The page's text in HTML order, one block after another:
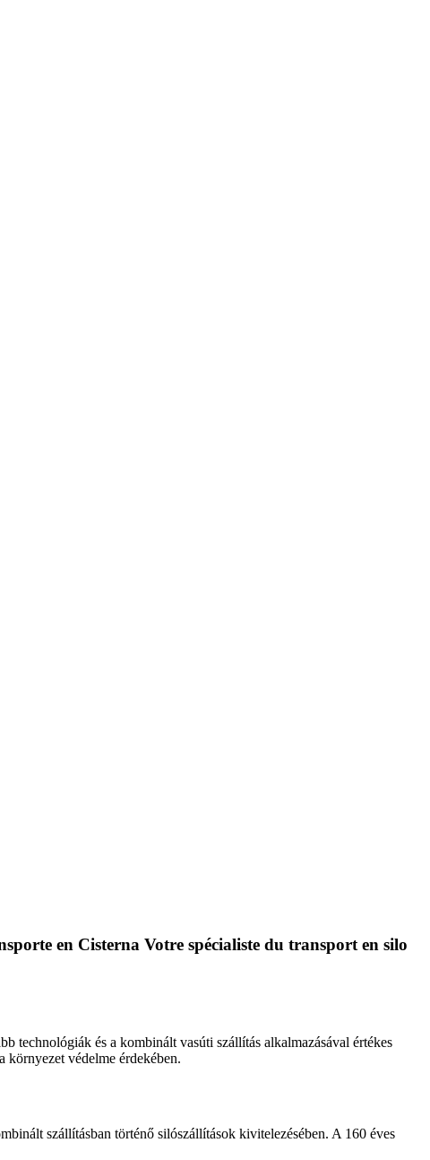
en Cisterna Votre spécialiste du transport en silo
technológiák és a kombinált vasúti szállítás alkalmazásával értékes
környezet védelme érdekében.
szállításban történő silószállítások kivitelezésében. A 160 éves